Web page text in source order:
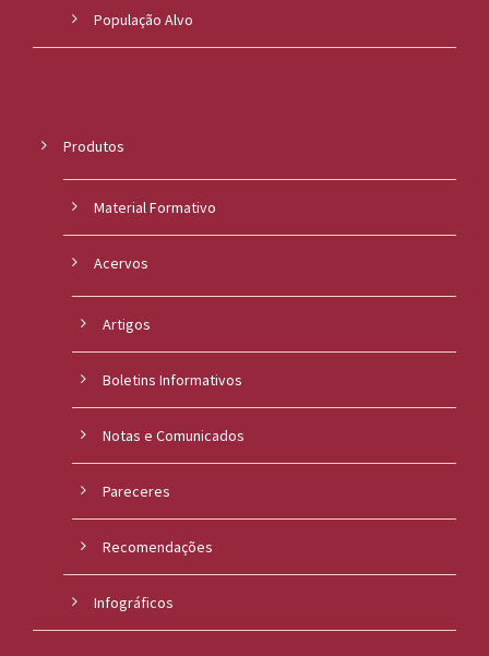
População Alvo
Produtos
Material Formativo
Acervos
Artigos
Boletins Informativos
Notas e Comunicados
Pareceres
Recomendações
Infográficos